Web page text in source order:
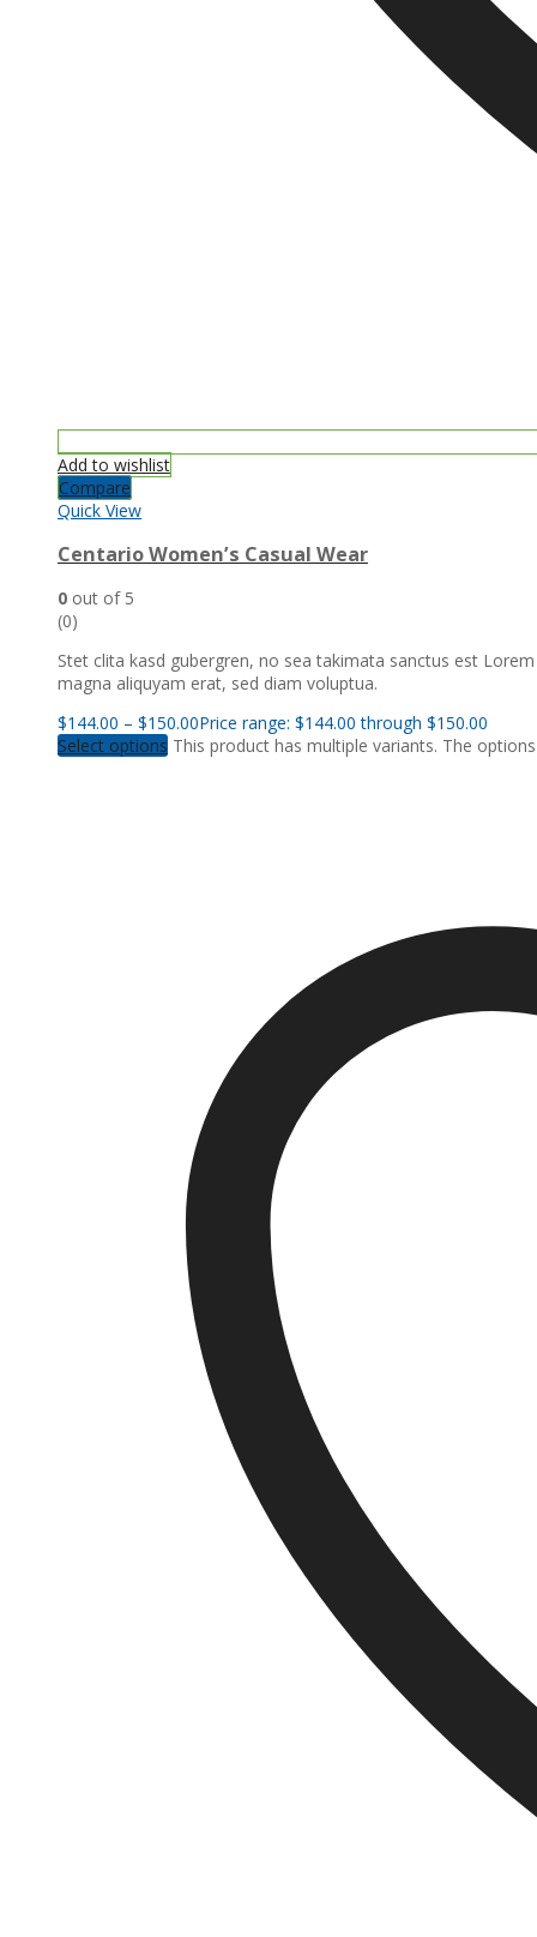
Add to wishlist
Compare
Quick View
Centario Women’s Casual Wear
0 out of 5
(0)
Stet clita kasd gubergren, no sea takimata sanctus est
magna aliquyam erat, sed diam voluptua.
$144.00 – $150.00Price range: $144.00 through $150.00
Select options This product has multiple variants. The